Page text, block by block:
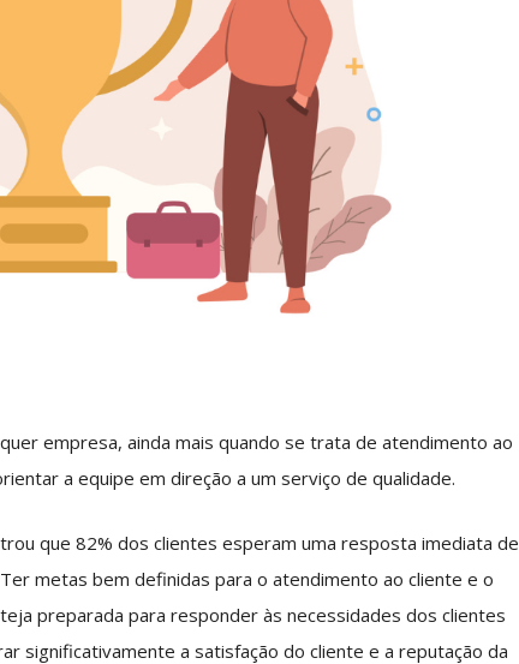
empresa, ainda mais quando se trata de atendimento ao
a equipe em direção a um serviço de qualidade.
que 82% dos clientes esperam uma resposta imediata de
metas bem definidas para o atendimento ao cliente e o
preparada para responder às necessidades dos clientes
significativamente a satisfação do cliente e a reputação da